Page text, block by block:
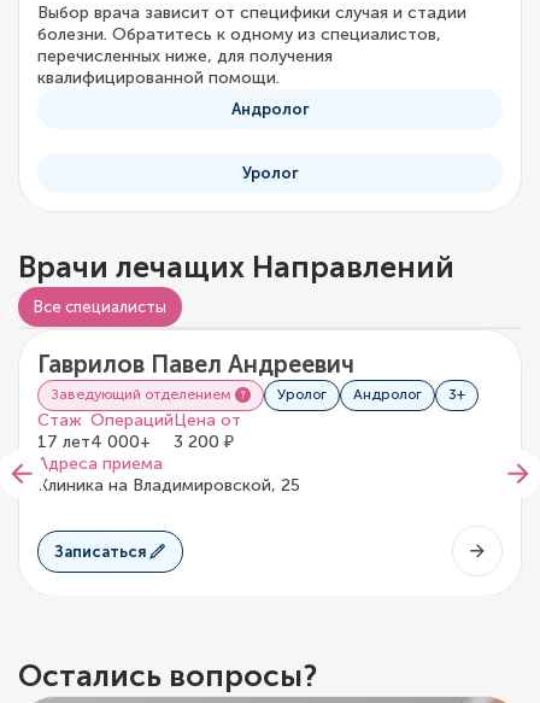
Выбор врача зависит от специфики случая и стадии
болезни. Обратитесь к одному из специалистов,
перечисленных ниже, для получения
квалифицированной помощи.
Андролог
Уролог
Врачи лечащих Направлений
Все специалисты
5/5
2 отзыва
Гаврилов Павел Андреевич
Заведующий отделением Уролог Андролог 3+
Стаж
17 лет
Операций
4 000+
Цена от
3 200 ₽
Адреса приема
Клиника на Владимировской, 25
Записаться
Остались вопросы?